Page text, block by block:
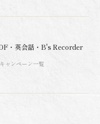
・英会話・B's Recorder
ャンペーン一覧